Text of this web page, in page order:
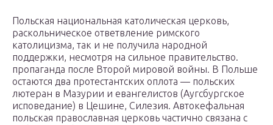
Польская национальная католическая церковь,
раскольническое ответвление римского
католицизма, так и не получила народной
поддержки, несмотря на сильное правительство.
пропаганда после Второй мировой войны. В Польше
остаются два протестантских оплота — польских
лютеран в Мазурии и евангелистов (Аугсбургское
исповедание) в Цешине, Силезия. Автокефальная
польская православная церковь частично связана с